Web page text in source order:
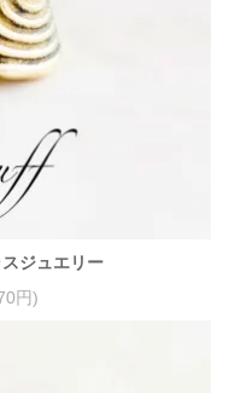
ジュエリー
円)